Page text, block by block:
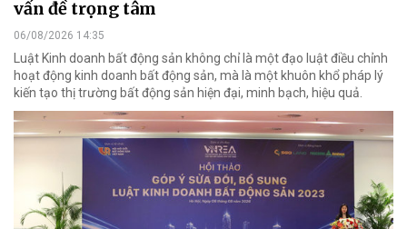
vấn đề trọng tâm
06/08/2026 14:35
Luật Kinh doanh bất động sản không chỉ là một đạo luật điều chỉnh
hoạt động kinh doanh bất động sản, mà là một khuôn khổ pháp lý
kiến tạo thị trường bất động sản hiện đại, minh bạch, hiệu quả.